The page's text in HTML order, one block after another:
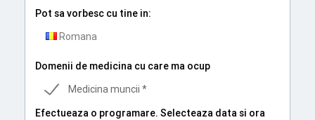
Pot sa vorbesc cu tine in:
Romana
Domenii de medicina cu care ma ocup
Medicina muncii *
Efectueaza o programare. Selecteaza data si ora